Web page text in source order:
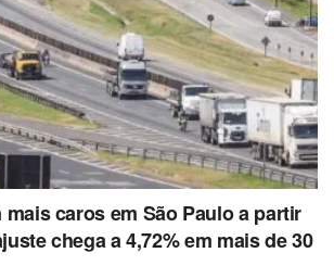
caros em São Paulo a partir
chega a 4,72% em mais de 30